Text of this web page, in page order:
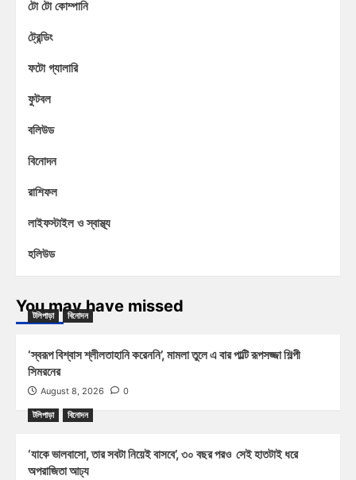
টো টো কোম্পানি
ট্রেন্ডিং
ফটো গ্যালারি
ফুটবল
বলিউড
বিনোদন
রাশিফল
লাইফস্টাইল ও স্বাস্থ্য
হলিউড
You may have missed
টলিপাড়া বিনোদন
‘স্বরূপ বিশ্বাস শ্লীলতাহানি করেননি’, মামলা তুলে এ বার পাল্টি রূপসজ্জা শিল্পী
সিমরনের
August 8, 2026 0
টলিপাড়া বিনোদন
‘যাকে ভালবাসো, তার সবটা নিয়েই বাসবে’, ৩০ বছর পরও সেই হাতটাই ধরে
অপরাজিতা আঢ্য